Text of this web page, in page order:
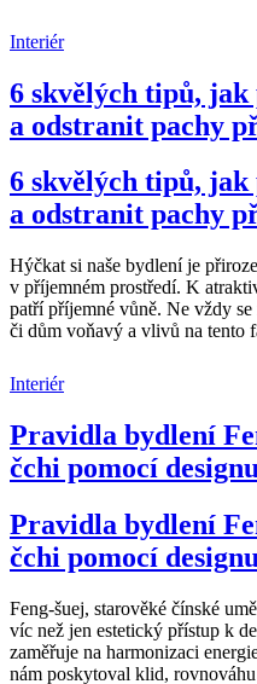
Interiér
6 skvělých tipů,
a odstranit pachy
6 skvělých tipů,
a odstranit pachy
Hýčkat si naše bydlení je
v příjemném prostředí. K
patří příjemné vůně. Ne vždy
či dům voňavý a vlivů na tento
Interiér
Pravidla bydlení
čchi pomocí
Pravidla bydlení
čchi pomocí
Feng-šuej, starověké čínské
víc než jen estetický přístup k
zaměřuje na harmonizaci
nám poskytoval klid,